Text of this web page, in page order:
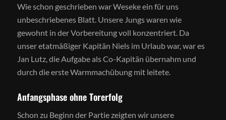
Wie schon geschrieben war Weseke ein für uns
unbeschriebenes Blatt. Unsere Jungs waren wie
gewohnt in der Vorbereitung voll konzentriert. Da
unser etatmäßiger Kapitän Niels im Urlaub war, war es
Jan Lutz, die Aufgabe als Co-Kapitän übernahm und
durch die erste Warmmachübung mit leitete.
Anfangsphase ohne Torerfolg
Schon zu Beginn der Partie zeigten wir unsere